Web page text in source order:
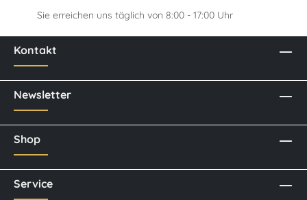
Sie erreichen uns täglich von 8:00 - 17:00 Uhr
Kontakt
Newsletter
Shop
Service